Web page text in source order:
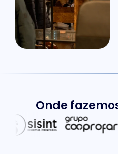
Onde